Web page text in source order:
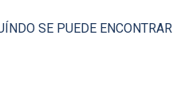
SE PUEDE ENCONTRAR